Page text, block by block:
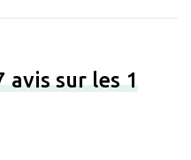
avis sur les 1